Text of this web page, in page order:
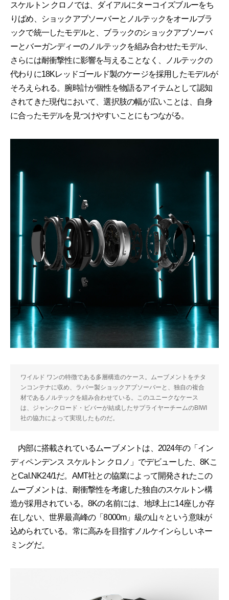
スケルトン クロノでは、ダイアルにターコイズブルーをち
りばめ、ショックアブソーバーとノルテックをオールブラ
ックで統一したモデルと、ブラックのショックアブソーバ
ーとバーガンディーのノルテックを組み合わせたモデル、
さらには耐衝撃性に影響を与えることなく、ノルテックの
代わりに18Kレッドゴールド製のケージを採用したモデルが
そろえられる。腕時計が個性を物語るアイテムとして認知
されてきた現代において、選択肢の幅が広いことは、自身
に合ったモデルを見つけやすいことにもつながる。
ワイルド ワンの特徴である多層構造のケース。ムーブメントをチタ
ンコンテナに収め、ラバー製ショックアブソーバーと、独自の複合
材であるノルテックを組み合わせている。このユニークなケース
は、ジャン-クロード・ビバーが結成したサプライヤーチームのBIWI
社の協力によって実現したものだ。
内部に搭載されているムーブメントは、2024年の「イン
ディペンデンス スケルトン クロノ」でデビューした、8Kこ
とCal.NK24/1だ。AMT社との協業によって開発されたこの
ムーブメントは、耐衝撃性を考慮した独自のスケルトン構
造が採用されている。8Kの名前には、地球上に14座しか存
在しない、世界最高峰の「8000m」級の山々という意味が
込められている。常に高みを目指すノルケインらしいネー
ミングだ。